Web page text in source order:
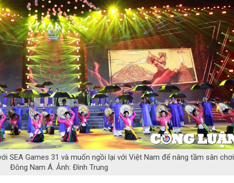
SEA Games 31 và muốn ngồi lại với Việt Nam để nâng tầm sân chơi
Đông Nam Á. Ảnh: Đình Trung